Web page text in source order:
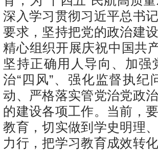
深入学习贯彻习近平总书
要求，坚持把党的政治建
精心组织开展庆祝中国共
坚持正确用人导向、加
治“四风”、强化监督执
动、严格落实管党治党政
的建设各项工作。当前，
教育，切实做到学史明理
力行，把学习教育成效转